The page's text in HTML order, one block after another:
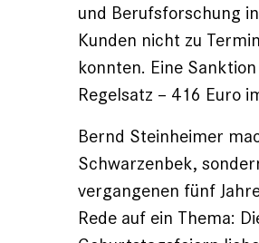
und Berufsforschung
Kunden nicht zu
konnten. Eine
Regelsatz – 416 Euro
Bernd Steinheimer
Schwarzenbek,
vergangenen fünf
Rede auf ein Thema: